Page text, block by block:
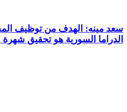
سعد مينه: الهدف من توظيف
الدراما السورية هو تحقيق شهرة